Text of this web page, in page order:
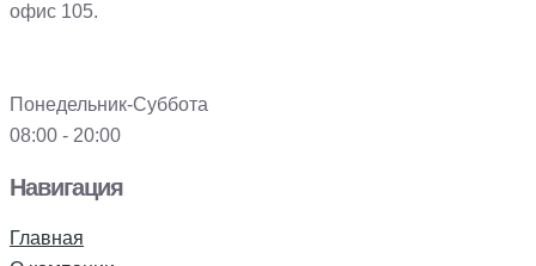
офис 105.
Понедельник-Суббота
08:00 - 20:00
Навигация
Главная